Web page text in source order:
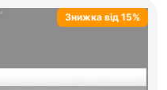
Знижка від 15%